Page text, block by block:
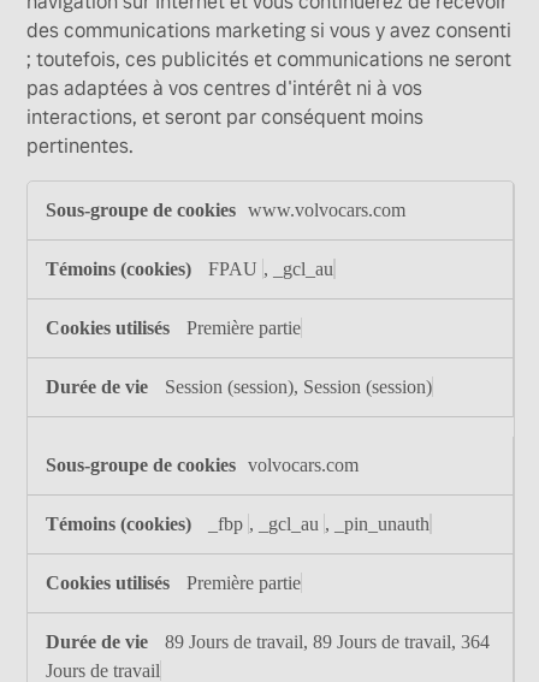
des communications marketing si vous y avez consenti
; toutefois, ces publicités et communications ne seront
pas adaptées à vos centres d'intérêt ni à vos
interactions, et seront par conséquent moins
pertinentes.
Témoins
publicité
www.volvocars.com
FPAU , _gcl_au
Première partie
Session (session), Session (session)
volvocars.com
_fbp , _gcl_au , _pin_unauth
Première partie
89 Jours de travail, 89 Jours de travail, 364
Jours de travail